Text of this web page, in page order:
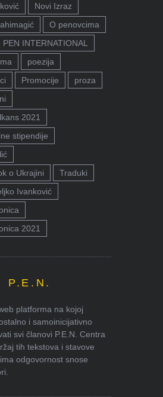
Novi Izraz
O penovcima
PEN INTERNATIONAL
poezija
Promocije
proza
2021
stipendije
o Ukrajini
Traduki
Ivanković
2021
P.E.N.
platforma na kojoj
i samoinicijativno
svi članovi P.E.N. Centra
tih tekstova i stavove
odgovornost snose